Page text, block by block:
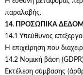
παραλαβής.
14. ΠΡΟΣΩΠΙΚΑ
14.1 Υπεύθυνος
Η επιχείρηση που
14.2 Νομική βάση (GDPR)
Εκτέλεση σύμβασης